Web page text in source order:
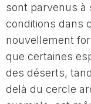
sont parvenus à
conditions dans
nouvellement
que certaines
des déserts,
delà du cercle